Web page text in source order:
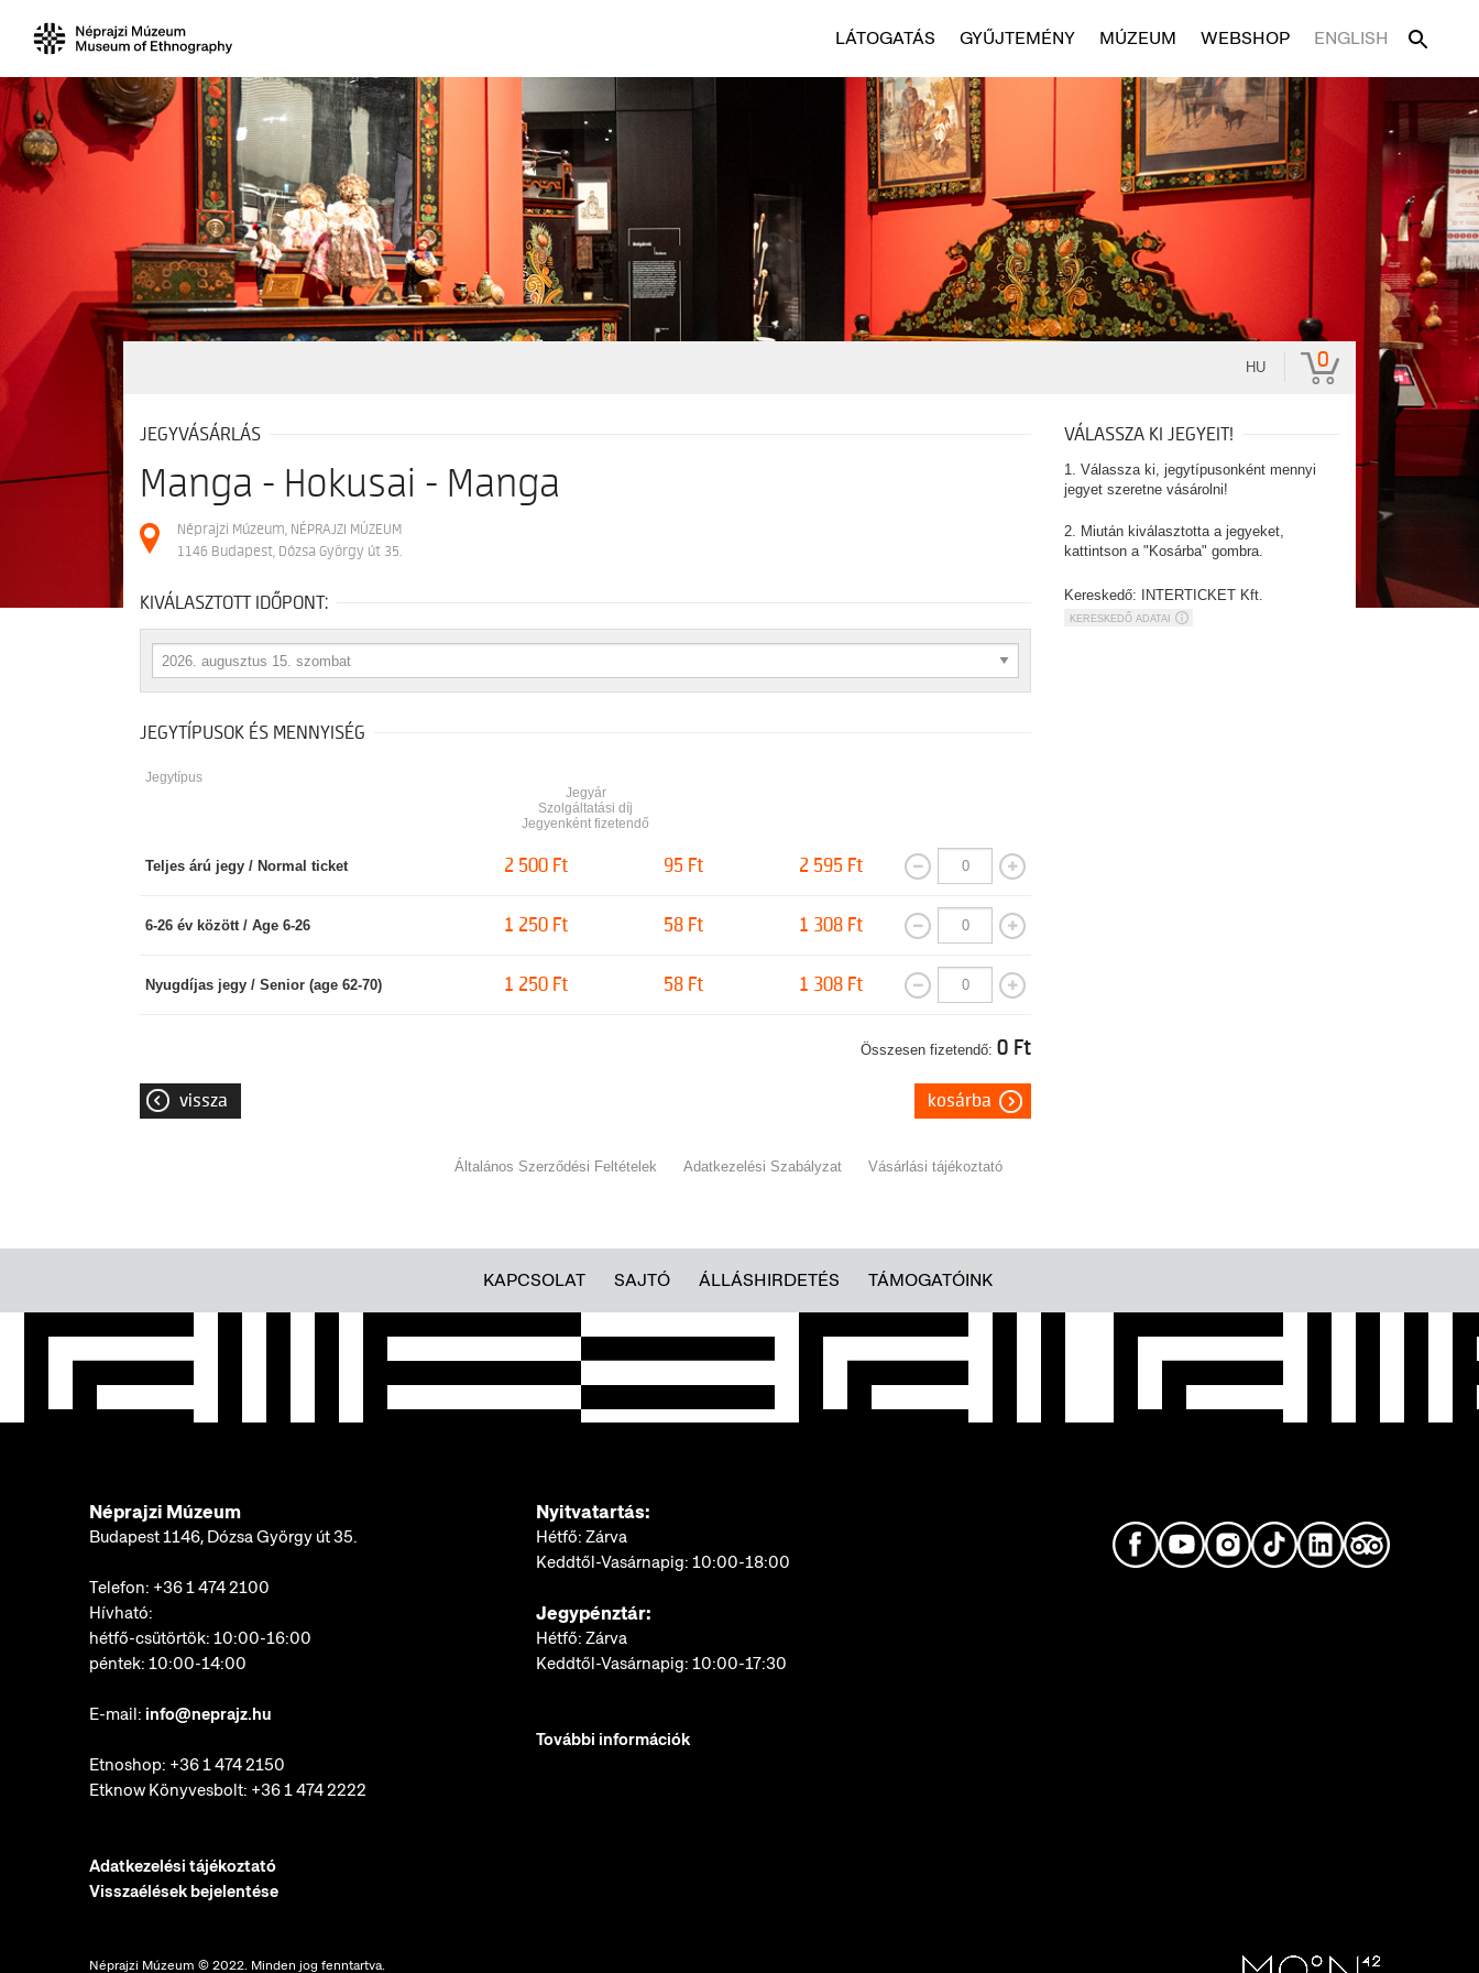
LÁTOGATÁS GYŰJTEMÉNY MÚZEUM WEBSHOP ENGLISH
HU 0
JEGYVÁSÁRLÁS
Manga - Hokusai - Manga
Néprajzi Múzeum, NÉPRAJZI MÚZEUM
1146 Budapest, Dózsa György út 35.
KIVÁLASZTOTT IDŐPONT:
JEGYTÍPUSOK ÉS MENNYISÉG
Jegytípus
Jegyár
Szolgáltatási díj
Jegyenként fizetendő
Teljes árú jegy / Normal ticket 2 500 Ft 95 Ft 2 595 Ft
6-26 év között / Age 6-26 1 250 Ft 58 Ft 1 308 Ft
Nyugdíjas jegy / Senior (age 62-70) 1 250 Ft 58 Ft 1 308 Ft
Összesen fizetendő: 0 Ft
vissza kosárba
VÁLASSZA KI JEGYEIT!
1. Válassza ki, jegytípusonként mennyi
jegyet szeretne vásárolni!
2. Miután kiválasztotta a jegyeket,
kattintson a "Kosárba" gombra.
Kereskedő: INTERTICKET Kft.
KERESKEDŐ ADATAI
Általános Szerződési Feltételek Adatkezelési Szabályzat Vásárlási tájékoztató
KAPCSOLAT SAJTÓ ÁLLÁSHIRDETÉS TÁMOGATÓINK
Néprajzi Múzeum
Budapest 1146, Dózsa György út 35.
Telefon: +36 1 474 2100
Hívható:
hétfő-csütörtök: 10:00-16:00
péntek: 10:00-14:00
E-mail: info@neprajz.hu
Etnoshop: +36 1 474 2150
Etknow Könyvesbolt: +36 1 474 2222
Adatkezelési tájékoztató
Visszaélések bejelentése
Nyitvatartás:
Hétfő: Zárva
Keddtől-Vasárnapig: 10:00-18:00
Jegypénztár:
Hétfő: Zárva
Keddtől-Vasárnapig: 10:00-17:30
További információk
Néprajzi Múzeum © 2022. Minden jog fenntartva.